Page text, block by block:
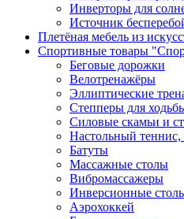
Инверторы для
Источник
Плетёная мебель из
Спортивные товары
Беговые дорожки
Велотренажёры
Эллиптические
Степперы для
Силовые скамьи и
Настольный теннис,
Батуты
Массажные столы
Вибромассажеры
Инверсионные
Аэрохоккей